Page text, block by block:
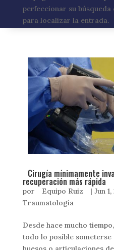
perfeccionar su
para localizar la entrada.
Cirugía mínimamente
recuperación más rápida
por Equipo Ruiz | Jun
Traumatología
Desde hace mucho
todo lo posible someterse